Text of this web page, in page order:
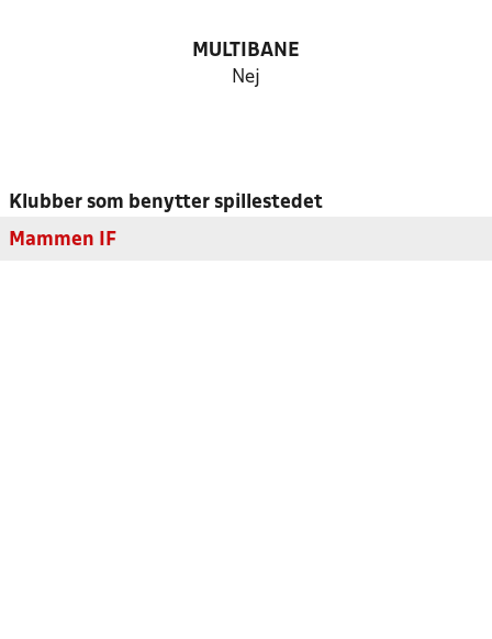
MULTIBANE
Nej
Klubber som benytter spillestedet
Mammen IF